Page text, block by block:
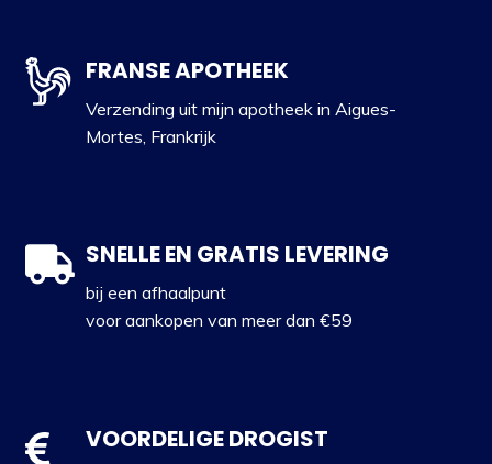
FRANSE APOTHEEK
Verzending uit mijn apotheek in Aigues-
Mortes, Frankrijk
SNELLE EN GRATIS LEVERING
bij een afhaalpunt
voor aankopen van meer dan €59
VOORDELIGE DROGIST